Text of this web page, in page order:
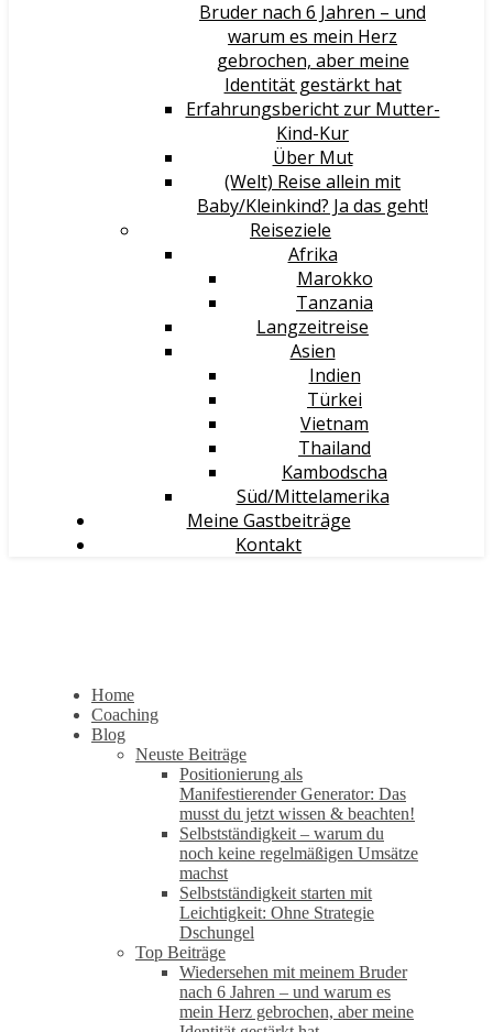
Bruder nach 6 Jahren – und
warum es mein Herz
gebrochen, aber meine
Identität gestärkt hat
Erfahrungsbericht zur Mutter-
Kind-Kur
Über Mut
(Welt) Reise allein mit
Baby/Kleinkind? Ja das geht!
Reiseziele
Afrika
Marokko
Tanzania
Langzeitreise
Asien
Indien
Türkei
Vietnam
Thailand
Kambodscha
Süd/Mittelamerika
Meine Gastbeiträge
Kontakt
Home
Coaching
Blog
Neuste Beiträge
Positionierung als
Manifestierender Generator: Das
musst du jetzt wissen & beachten!
Selbstständigkeit – warum du
noch keine regelmäßigen Umsätze
machst
Selbstständigkeit starten mit
Leichtigkeit: Ohne Strategie
Dschungel
Top Beiträge
Wiedersehen mit meinem Bruder
nach 6 Jahren – und warum es
mein Herz gebrochen, aber meine